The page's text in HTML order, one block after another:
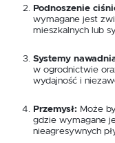
Podnoszenie
wymagane jest
mieszkalnych lub
Systemy
w ogrodnictwie
wydajność i
Przemysł: Może
gdzie wymagane
nieagresywnych